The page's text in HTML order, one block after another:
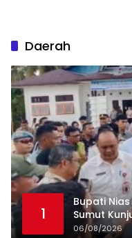
Daerah
1
Bupati
Sumut
06/08/2026